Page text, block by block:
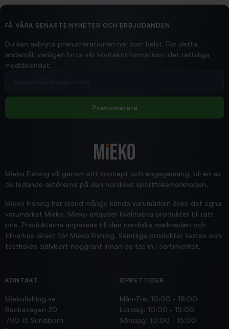
2026/02/19
Hittade exakt vad jag behövde. Snabb och bra...
Jensa
FÅ VÅRA SENASTE NYHETER OCH ERBJUDANDEN
Du kan avbryta prenumerationen när som helst. För detta
ändamål, vänligen hitta vår kontaktinformation i det rättsliga
meddelandet.
Prenumerera
Mieko Fishing vill genom sitt koncept och engagemang, bli en av
de ledande aktörerna på den nordiska sportfiskemarknaden.
Mieko Fishing har bland många kända varumärken även det egna
varumärket Mieko. Mieko erbjuder kvalitativa produkter till rätt
pris. Produkterna anpassas till den nordiska marknaden och
tillverkas direkt för Mieko Fishing. Samtliga produkter testas och
testfiskas självklart noggrant innan de tas in i sortimentet.
KONTAKT
Miekofishing.se
Backavägen 20
790 15 Sundborn
ÖPPETTIDER
Mån-Fre: 10:00 - 18:00
Lördag: 10:00 - 15:00
Söndag: 10:00 - 15:00